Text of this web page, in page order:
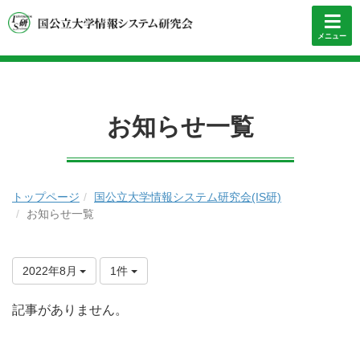
メニュー
お知らせ一覧
トップページ
国公立大学情報システム研究会(IS研)
お知らせ一覧
2022年8月 1件
記事がありません。